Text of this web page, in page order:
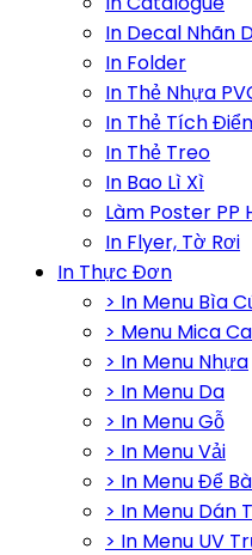
In Decal Nhãn
In Folder
In Thẻ Nhựa
In Thẻ Tích
In Thẻ Treo
In Bao Lì Xì
Làm Poster PP
In Flyer, Tờ Rơi
In Thực Đơn
> In Menu Bìa
> Menu Mica
> In Menu Nhựa
> In Menu Da
> In Menu Gỗ
> In Menu Vải
> In Menu Để
> In Menu Dán
> In Menu UV